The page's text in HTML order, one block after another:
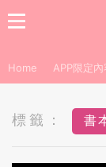
Home APP限定內
標籤： 書